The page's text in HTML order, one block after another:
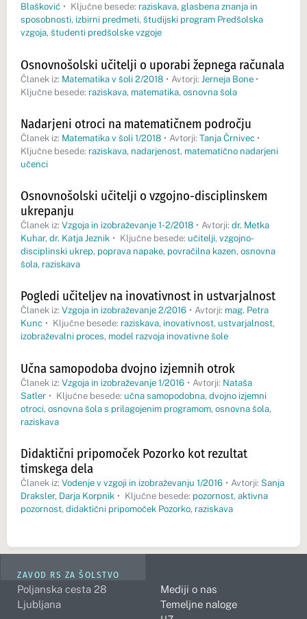
Blašković • Ključne besede: raziskava, glasbena znanja in
sposobnosti, izbirni predmeti, študijski program Predšolska
vzgoja, študenti predšolske vzgoje
Osnovnošolski učitelji o uporabi žepnega računala
Članek iz: Matematika v šoli 2/2018 • Avtorji: Jerneja Bone •
Ključne besede: raziskava, matematika, osnovna šola
Nadarjeni otroci na matematičnem področju
Članek iz: Matematika v šoli 1/2018 • Avtorji: Tanja Črnivec •
Ključne besede: raziskava, nadarjenost, matematično nadarjeni
učenci
Osnovnošolski učitelji o vzgojno-disciplinskem
ukrepanju
Članek iz: Vzgoja in izobraževanje 1-2/2018 • Avtorji: dr. Metka
Kuhar, dr. Katja Jeznik • Ključne besede: učitelji, vzgojno-
disciplinski ukrep, poprava napake, povračilna kazen, osnovna
šola, raziskava
Pogledi učiteljev na inovativnost in ustvarjalnost
Članek iz: Vzgoja in izobraževanje 2/2016 • Avtorji: mag. Petra
Kunc • Ključne besede: raziskava, inovativnost, ustvarjalnost,
izobraževalni proces, model razvoja inovativne šole
Učna samopodoba dvojno izjemnih otrok
Članek iz: Vzgoja in izobraževanje 1/2016 • Avtorji: Nataša
Satler • Ključne besede: učna samopodobna, dvojno izjemni
otroci, osnovna šola s prilagojenim programom, osnovna šola,
raziskava
Didaktični pripomoček Pozorko kot rezultat
timskega dela
Članek iz: Vodenje v vzgoji in izobraževanju 1/2016 • Avtorji: Sanja
Draksler, Darja Korpnik • Ključne besede: pozornost, aktivna
pozornost, didaktični pripomoček Pozorko, raziskava
ZAVOD RS ZA ŠOLSTVO
Poljanska cesta 28
Ljubljana
Mediji o nas
Temeljne naloge